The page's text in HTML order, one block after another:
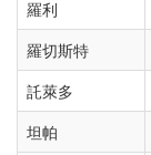
羅利
羅切斯特
託萊多
坦帕